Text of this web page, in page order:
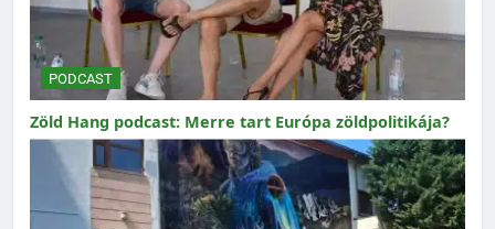
PODCAST
Zöld Hang podcast: Merre tart Európa zöldpolitikája?